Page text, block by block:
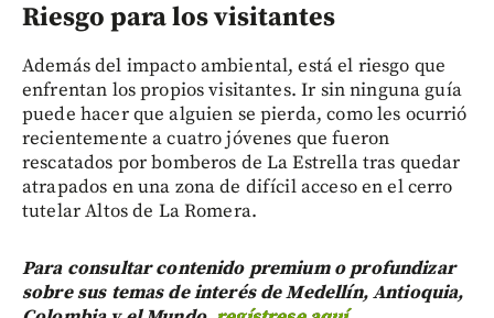
Riesgo para los visitantes
Además del impacto ambiental, está el riesgo que
enfrentan los propios visitantes. Ir sin ninguna guía
puede hacer que alguien se pierda, como les ocurrió
recientemente a cuatro jóvenes que fueron
rescatados por bomberos de La Estrella tras quedar
atrapados en una zona de difícil acceso en el cerro
tutelar Altos de La Romera.
Para consultar contenido premium o profundizar
sobre sus temas de interés de Medellín, Antioquia,